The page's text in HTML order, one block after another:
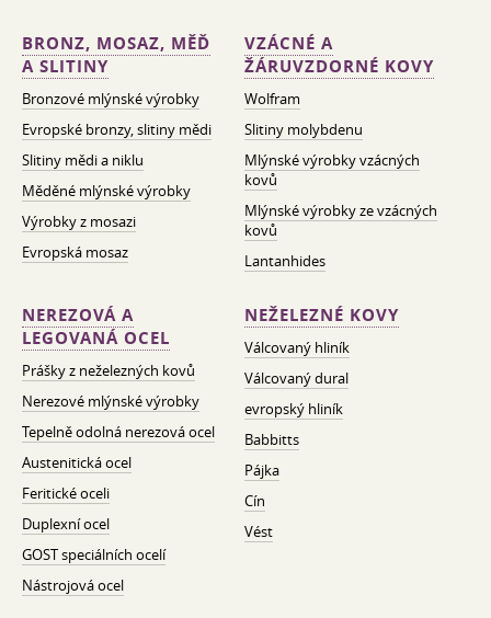
BRONZ, MOSAZ, MĚĎ
A SLITINY
Bronzové mlýnské výrobky
Evropské bronzy, slitiny mědi
Slitiny mědi a niklu
Měděné mlýnské výrobky
Výrobky z mosazi
Evropská mosaz
VZÁCNÉ A
ŽÁRUVZDORNÉ KOVY
Wolfram
Slitiny molybdenu
Mlýnské výrobky vzácných
kovů
Mlýnské výrobky ze vzácných
kovů
Lantanhides
NEREZOVÁ A
LEGOVANÁ OCEL
Prášky z neželezných kovů
Nerezové mlýnské výrobky
Tepelně odolná nerezová ocel
Austenitická ocel
Feritické oceli
Duplexní ocel
GOST speciálních ocelí
Nástrojová ocel
NEŽELEZNÉ KOVY
Válcovaný hliník
Válcovaný dural
evropský hliník
Babbitts
Pájka
Cín
Vést